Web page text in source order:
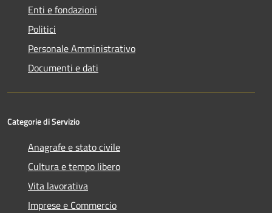
Enti e fondazioni
Politici
Personale Amministrativo
Documenti e dati
Categorie di Servizio
Anagrafe e stato civile
Cultura e tempo libero
Vita lavorativa
Imprese e Commercio